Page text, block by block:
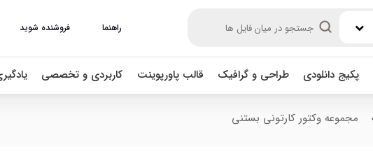
راهنما فروشنده شوید
پکیج دانلودی طراحی و گرافیک قالب پاورپوینت کاربردی و تخصصی
مجموعه وکتور کارتونی بستنی